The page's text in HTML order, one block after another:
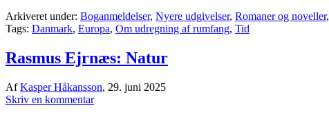
Arkiveret under: Boganmeldelser, Nyere udgivelser, Romaner og noveller,
Tags: Danmark, Europa, Om udregning af rumfang, Tid
Rasmus Ejrnæs: Natur
AfKasper Håkansson, 29. juni 2025
Skriv en kommentar